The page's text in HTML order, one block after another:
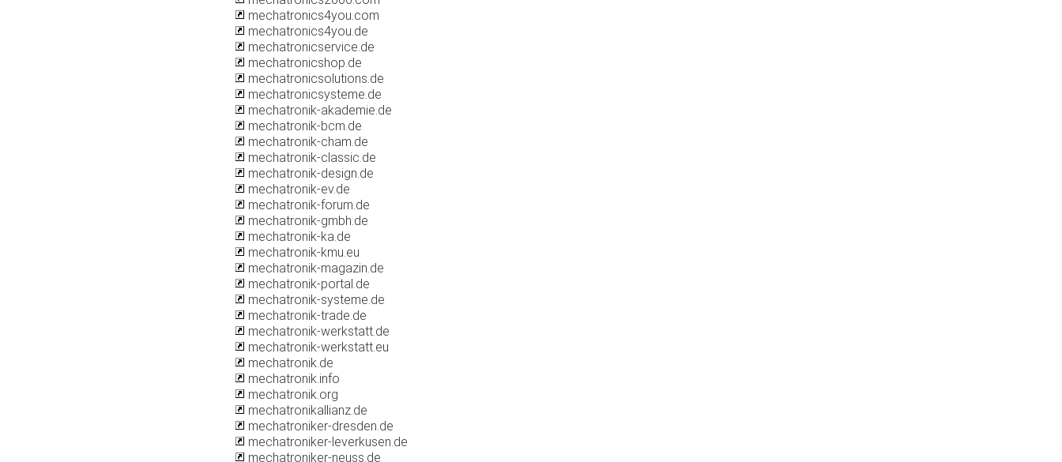
mechatronics4you.com
mechatronics4you.de
mechatronicservice.de
mechatronicshop.de
mechatronicsolutions.de
mechatronicsysteme.de
mechatronik-akademie.de
mechatronik-bcm.de
mechatronik-cham.de
mechatronik-classic.de
mechatronik-design.de
mechatronik-ev.de
mechatronik-forum.de
mechatronik-gmbh.de
mechatronik-ka.de
mechatronik-kmu.eu
mechatronik-magazin.de
mechatronik-portal.de
mechatronik-systeme.de
mechatronik-trade.de
mechatronik-werkstatt.de
mechatronik-werkstatt.eu
mechatronik.de
mechatronik.info
mechatronik.org
mechatronikallianz.de
mechatroniker-dresden.de
mechatroniker-leverkusen.de
mechatroniker-neuss.de